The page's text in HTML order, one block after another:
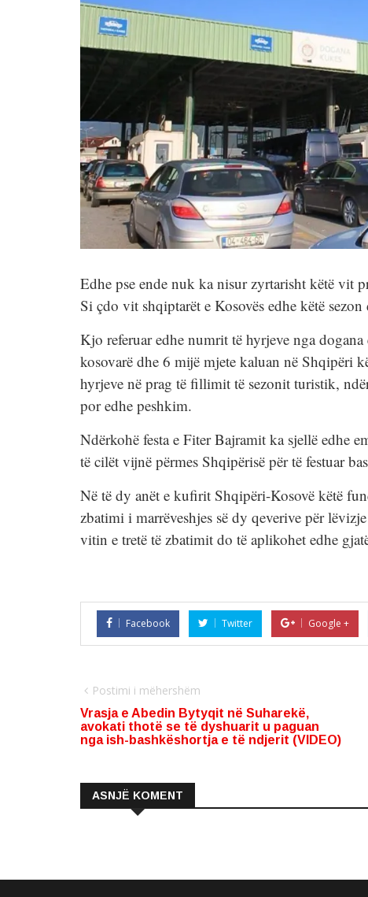
Edhe pse ende nuk ka nisur zyrtarisht këtë vit
Si çdo vit shqiptarët e Kosovës edhe këtë
Kjo referuar edhe numrit të hyrjeve nga
kosovarë dhe 6 mijë mjete kaluan në Shqipëri
hyrjeve në prag të fillimit të sezonit turistik,
por edhe peshkim.
Ndërkohë festa e Fiter Bajramit ka sjellë edhe
të cilët vijnë përmes Shqipërisë për të festuar
Në të dy anët e kufirit Shqipëri-Kosovë këtë
zbatimi i marrëveshjes së dy qeverive për
vitin e tretë të zbatimit do të aplikohet edhe
Facebook Twitter Google +
Postimi i mëhershëm
Vrasja e Abedin Bytyqit në Suharekë,
avokati thotë se të dyshuarit u paguan
nga ish-bashkëshortja e të ndjerit (VIDEO)
ASNJË KOMENT